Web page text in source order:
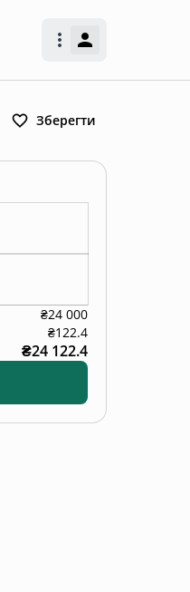
Зберегти
₴24 000
₴122.4
₴24 122.4